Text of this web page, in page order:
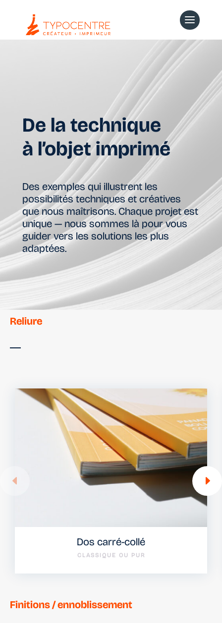
De la technique
à l’objet imprimé
Des exemples qui illustrent les
possibilités techniques et créatives
que nous maîtrisons. Chaque projet est
unique — nous sommes là pour vous
guider vers les solutions les plus
adaptées.
Reliure
Dos carré-collé
CLASSIQUE OU PUR
Finitions / ennoblissement